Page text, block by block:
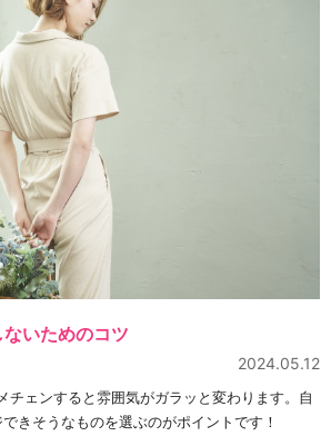
いためのコツ
2024.05.12
チェンすると雰囲気がガラッと変わります。自
きそうなものを選ぶのがポイントです！